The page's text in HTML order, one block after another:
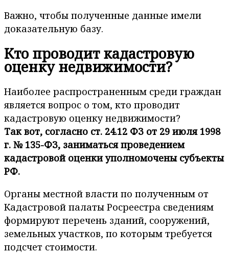
Важно, чтобы полученные данные имели
доказательную базу.
Кто проводит кадастровую
оценку недвижимости?
Наиболее распространенным среди граждан
является вопрос о том, кто проводит
кадастровую оценку недвижимости?
Так вот, согласно ст. 24.12 ФЗ от 29 июля 1998
г. № 135-ФЗ, заниматься проведением
кадастровой оценки уполномочены субъекты
РФ.
Органы местной власти по полученным от
Кадастровой палаты Росреестра сведениям
формируют перечень зданий, сооружений,
земельных участков, по которым требуется
подсчет стоимости.